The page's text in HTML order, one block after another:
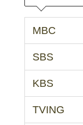
MBC
SBS
KBS
TVING